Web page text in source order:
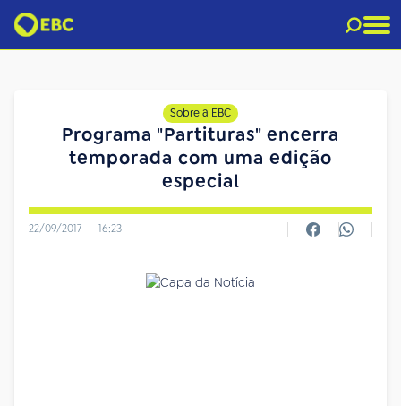
Sobre a EBC
Programa "Partituras" encerra
temporada com uma edição
especial
22/09/2017 | 16:23